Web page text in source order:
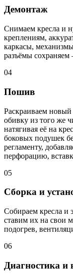
Демонтаж
Снимаем кресла и
креплениям,
каркасы,
разъёмы
04
Пошив
Раскраиваем
обивку из того же
натягивая её на
боковых подушек
регламенту,
перфорацию,
05
Сборка и
Собираем кресла и
ставим их на свои
подогрев,
06
Диагностика и